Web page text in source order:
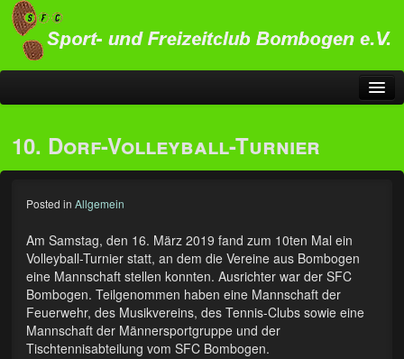
Sportangebot
Fitness kennt kein Alter
Gesundheitsorientiertes Training
Pilates
10. Dorf-Volleyball-Turnier
Posted inAllgemein
Am Samstag, den 16. März 2019 fand zum 10ten Mal ein
Volleyball-Turnier statt, an dem die Vereine aus Bombogen
eine Mannschaft stellen konnten. Ausrichter war der SFC
Bombogen. Teilgenommen haben eine Mannschaft der
Feuerwehr, des Musikvereins, des Tennis-Clubs sowie eine
Mannschaft der Männersportgruppe und der
Tischtennisabteilung vom SFC Bombogen.